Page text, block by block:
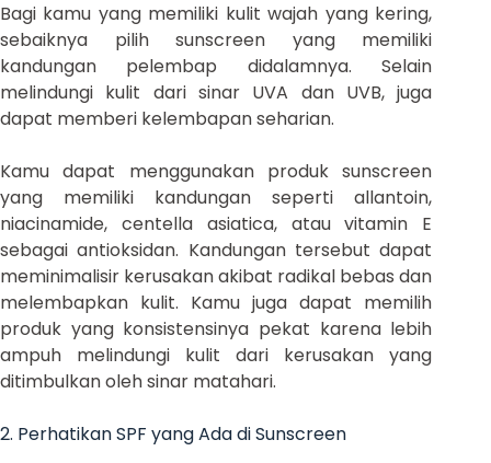
Bagi kamu yang memiliki kulit wajah yang kering,
sebaiknya pilih sunscreen yang memiliki
kandungan pelembap didalamnya. Selain
melindungi kulit dari sinar UVA dan UVB, juga
dapat memberi kelembapan seharian.
Kamu dapat menggunakan produk sunscreen
yang memiliki kandungan seperti allantoin,
niacinamide, centella asiatica, atau vitamin E
sebagai antioksidan. Kandungan tersebut dapat
meminimalisir kerusakan akibat radikal bebas dan
melembapkan kulit. Kamu juga dapat memilih
produk yang konsistensinya pekat karena lebih
ampuh melindungi kulit dari kerusakan yang
ditimbulkan oleh sinar matahari.
2. Perhatikan SPF yang Ada di Sunscreen